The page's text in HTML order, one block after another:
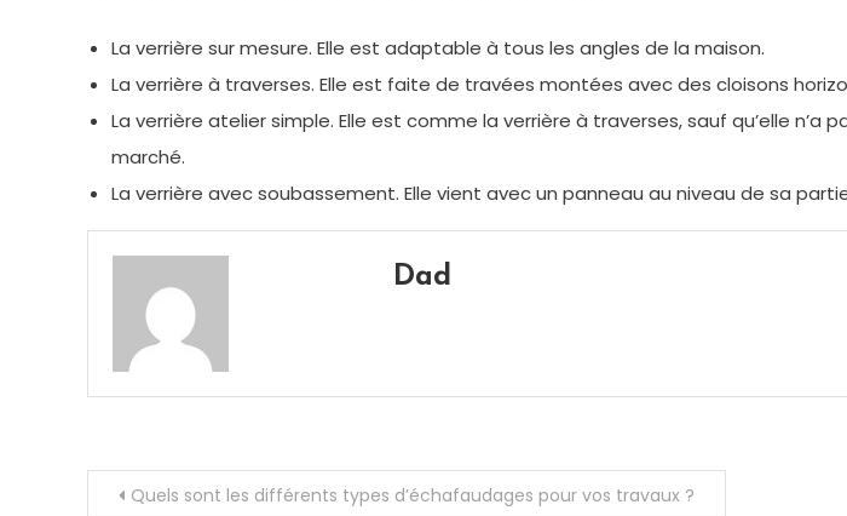
La verrière sur mesure. Elle est adaptable à tous les angles de la maison.
La verrière à traverses. Elle est faite de travées montées avec des cloisons
La verrière atelier simple. Elle est comme la verrière à traverses, sauf qu’elle
marché.
La verrière avec soubassement. Elle vient avec un panneau au niveau de sa
Dad
Navigation
Quels sont les différents types d’échafaudages pour vos travaux ?